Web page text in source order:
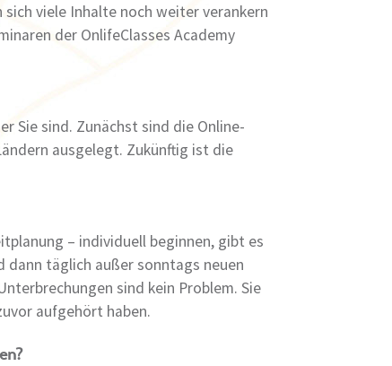
viele Inhalte noch weiter verankern
der OnlifeClasses Academy
Sie sind. Zunächst sind die Online-
ausgelegt. Zukünftig ist die
– individuell beginnen, gibt es
dann täglich außer sonntags neuen
sind kein Problem. Sie
aufgehört haben.